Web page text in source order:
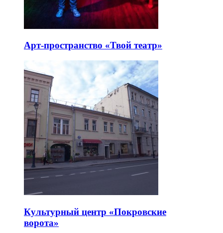
Арт-пространство «Твой театр»
Культурный центр «Покровские
ворота»